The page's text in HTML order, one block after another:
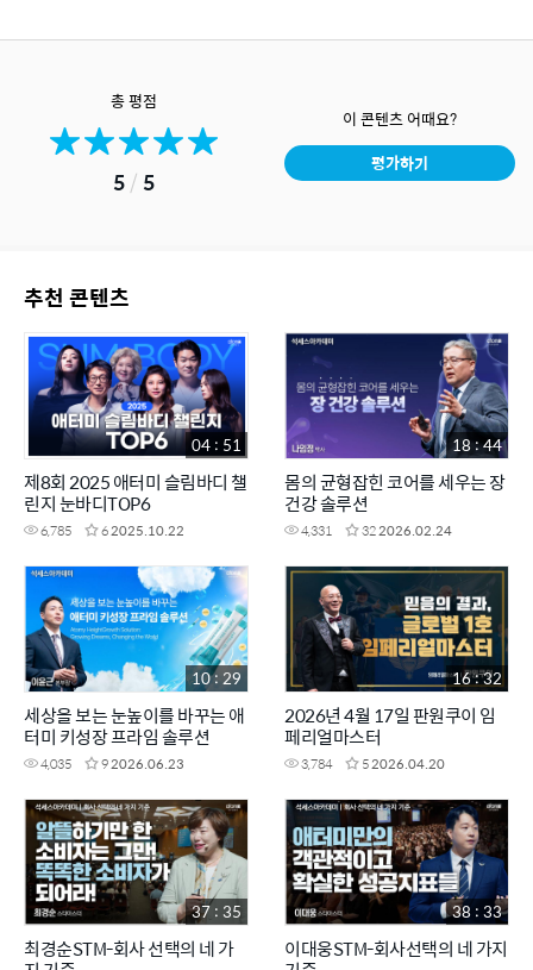
총 평점
5/ 5
이 콘텐츠 어때요?
평가하기
추천 콘텐츠
제8회 2025 애터미 슬림바디 챌
린지 눈바디TOP6
6,785 62025.10.22
04 : 51
몸의 균형잡힌 코어를 세우는 장
건강 솔루션
4,331 322026.02.24
18 : 44
세상을 보는 눈높이를 바꾸는 애
터미 키성장 프라임 솔루션
4,035 92026.06.23
10 : 29
2026년 4월 17일 판원쿠이 임
페리얼마스터
3,784 52026.04.20
16 : 32
최경순STM-회사 선택의 네 가
37 : 35
이대웅STM-회사선택의 네 가지
38 : 33